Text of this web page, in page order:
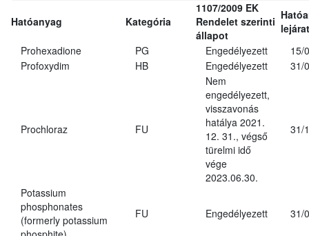
Hatóanyag Kategória
1107/2009 EK
Rendelet szerinti
állapot
Prohexadione
PG Engedélyezett
15/
Profoxydim
HB Engedélyezett 31/
Prochloraz FU
Nem
engedélyezett,
visszavonás
hatálya 2021.
12. 31., végső
türelmi idő
vége
2023.06.30.
31/
Potassium
phosphonates
(formerly potassium
FU Engedélyezett 31/